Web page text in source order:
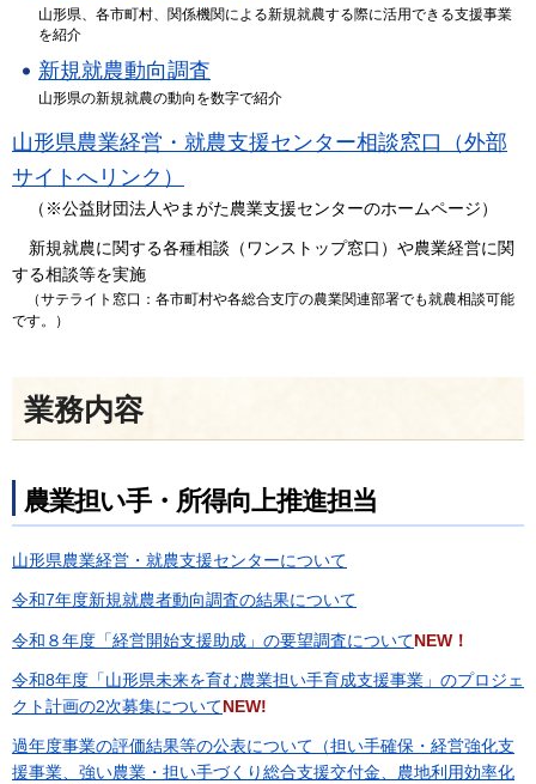
山形県、各市町村、関係機関による新規就農する際に活用できる支援事業
を紹介
新規就農動向調査
山形県の新規就農の動向を数字で紹介
山形県農業経営・就農支援センター相談窓口（外部
サイトへリンク）
（※公益財団法人やまがた農業支援センターのホームページ）
新規就農に関する各種相談（ワンストップ窓口）や農業経営に関
する相談等を実施
（サテライト 窓口：各市町村や各総合支庁の農業関連部署でも就農相談可能
です。）
業務内容
農業担い手・所得向上推進担当
山形県農業経営・就農支援センターについて
令和7年度新規就農者動向調査の結果について
令和８年度「経営開始支援助成」の要望調査についてNEW！
令和8年度「山形県未来を育む農業担い手育成支援事業」のプロジェ
クト計画の2次募集についてNEW!
過年度事業の評価結果等の公表について（担い手確保・経営強化支
援事業、強い農業・担い手づくり総合支援交付金、農地利用効率化